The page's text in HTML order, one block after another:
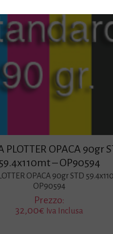
PLOTTER OPACA 90gr
59.4x110mt – OP90594
OPACA 90gr STD
OP90594
Prezzo:
32,00€ Iva Inclusa